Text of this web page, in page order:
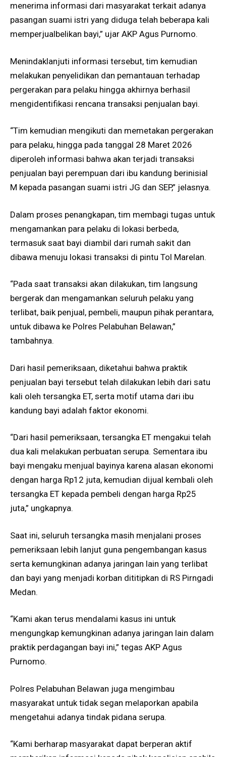
menerima informasi dari masyarakat terkait adanya
pasangan suami istri yang diduga telah beberapa kali
memperjualbelikan bayi,” ujar AKP Agus Purnomo.
Menindaklanjuti informasi tersebut, tim kemudian
melakukan penyelidikan dan pemantauan terhadap
pergerakan para pelaku hingga akhirnya berhasil
mengidentifikasi rencana transaksi penjualan bayi.
“Tim kemudian mengikuti dan memetakan pergerakan
para pelaku, hingga pada tanggal 28 Maret 2026
diperoleh informasi bahwa akan terjadi transaksi
penjualan bayi perempuan dari ibu kandung berinisial
M kepada pasangan suami istri JG dan SEP,” jelasnya.
Dalam proses penangkapan, tim membagi tugas untuk
mengamankan para pelaku di lokasi berbeda,
termasuk saat bayi diambil dari rumah sakit dan
dibawa menuju lokasi transaksi di pintu Tol Marelan.
“Pada saat transaksi akan dilakukan, tim langsung
bergerak dan mengamankan seluruh pelaku yang
terlibat, baik penjual, pembeli, maupun pihak perantara,
untuk dibawa ke Polres Pelabuhan Belawan,”
tambahnya.
Dari hasil pemeriksaan, diketahui bahwa praktik
penjualan bayi tersebut telah dilakukan lebih dari satu
kali oleh tersangka ET, serta motif utama dari ibu
kandung bayi adalah faktor ekonomi.
“Dari hasil pemeriksaan, tersangka ET mengakui telah
dua kali melakukan perbuatan serupa. Sementara ibu
bayi mengaku menjual bayinya karena alasan ekonomi
dengan harga Rp12 juta, kemudian dijual kembali oleh
tersangka ET kepada pembeli dengan harga Rp25
juta,” ungkapnya.
Saat ini, seluruh tersangka masih menjalani proses
pemeriksaan lebih lanjut guna pengembangan kasus
serta kemungkinan adanya jaringan lain yang terlibat
dan bayi yang menjadi korban dititipkan di RS Pirngadi
Medan.
“Kami akan terus mendalami kasus ini untuk
mengungkap kemungkinan adanya jaringan lain dalam
praktik perdagangan bayi ini,” tegas AKP Agus
Purnomo.
Polres Pelabuhan Belawan juga mengimbau
masyarakat untuk tidak segan melaporkan apabila
mengetahui adanya tindak pidana serupa.
“Kami berharap masyarakat dapat berperan aktif